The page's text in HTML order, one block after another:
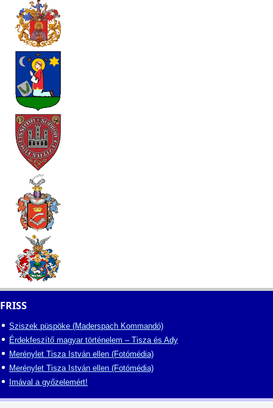
FRISS
Sziszek püspöke (Maderspach Kommandó)
Érdekfeszítő magyar történelem – Tisza és Ady
Merénylet Tisza István ellen (Fotómédia)
Merénylet Tisza István ellen (Fotómédia)
Imával a győzelemért!